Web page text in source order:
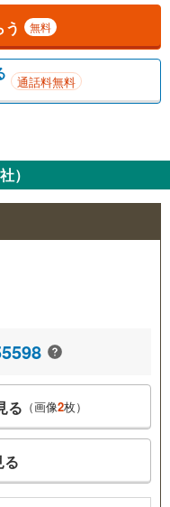
無料
通話料無料
）
る （画像2枚）
る